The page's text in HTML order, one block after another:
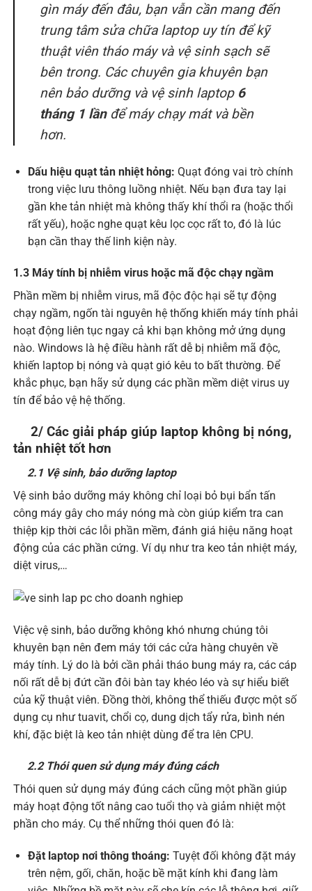
gìn máy đến đâu, bạn vẫn cần mang đến
trung tâm sửa chữa laptop uy tín để kỹ
thuật viên tháo máy và vệ sinh sạch sẽ
bên trong. Các chuyên gia khuyên bạn
nên bảo dưỡng và vệ sinh laptop 6
tháng 1 lầnđể máy chạy mát và bền
hơn.
Dấu hiệu quạt tản nhiệt hỏng: Quạt đóng vai trò chính
trong việc lưu thông luồng nhiệt. Nếu bạn đưa tay lại
gần khe tản nhiệt mà không thấy khí thổi ra (hoặc thổi
rất yếu), hoặc nghe quạt kêu lọc cọc rất to, đó là lúc
bạn cần thay thế linh kiện này.
1.3 Máy tính bị nhiễm virus hoặc mã độc chạy ngầm
Phần mềm bị nhiễm virus, mã độc độc hại sẽ tự động
chạy ngầm, ngốn tài nguyên hệ thống khiến máy tính phải
hoạt động liên tục ngay cả khi bạn không mở ứng dụng
nào. Windows là hệ điều hành rất dễ bị nhiễm mã độc,
khiến laptop bị nóng và quạt gió kêu to bất thường. Để
khắc phục, bạn hãy sử dụng các phần mềm diệt virus uy
tín để bảo vệ hệ thống.
2/ Các giải pháp giúp laptop không bị nóng,
tản nhiệt tốt hơn
2.1 Vệ sinh, bảo dưỡng laptop
Vệ sinh bảo dưỡng máy không chỉ loại bỏ bụi bẩn tấn
công máy gây cho máy nóng mà còn giúp kiểm tra can
thiệp kịp thời các lỗi phần mềm, đánh giá hiệu năng hoạt
động của các phần cứng. Ví dụ như tra keo tản nhiệt máy,
diệt virus,…
Việc vệ sinh, bảo dưỡng không khó nhưng chúng tôi
khuyên bạn nên đem máy tới các cửa hàng chuyên về
máy tính. Lý do là bởi cần phải tháo bung máy ra, các cáp
nối rất dễ bị đứt cần đôi bàn tay khéo léo và sự hiểu biết
của kỹ thuật viên. Đồng thời, không thể thiếu được một số
dụng cụ như tuavit, chổi cọ, dung dịch tẩy rửa, bình nén
khí, đặc biệt là keo tản nhiệt dùng để tra lên CPU.
2.2 Thói quen sử dụng máy đúng cách
Thói quen sử dụng máy đúng cách cũng một phần giúp
máy hoạt động tốt nâng cao tuổi thọ và giảm nhiệt một
phần cho máy. Cụ thể những thói quen đó là:
Đặt laptop nơi thông thoáng: Tuyệt đối không đặt máy
trên nệm, gối, chăn, hoặc bề mặt kính khi đang làm